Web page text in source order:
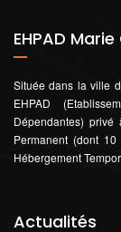
EHPAD
Située dans la ville
EHPAD
Dépendantes)
Permanent (dont
Hébergement
Actualités